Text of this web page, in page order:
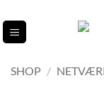
til
indhold
SHOP /